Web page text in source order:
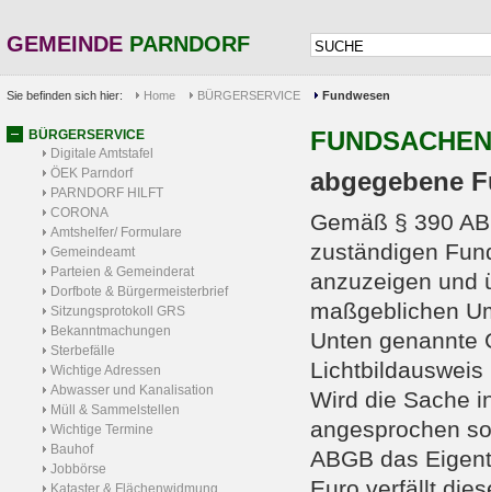
GEMEINDE PARNDORF
Sie befinden sich hier: Home BÜRGERSERVICE Fundwesen
BÜRGERSERVICE
Digitale Amtstafel
ÖEK Parndorf
PARNDORF HILFT
CORONA
Amtshelfer/ Formulare
Gemeindeamt
Parteien & Gemeinderat
Dorfbote & Bürgermeisterbrief
Sitzungsprotokoll GRS
Bekanntmachungen
Sterbefälle
Wichtige Adressen
Abwasser und Kanalisation
Müll & Sammelstellen
Wichtige Termine
Bauhof
Jobbörse
Kataster & Flächenwidmung
FUNDSACHEN
abgegebene
Gemäß § 390
zuständigen
anzuzeigen und
maßgeblichen
Unten genannte
Wird die Sache
angesprochen
ABGB das